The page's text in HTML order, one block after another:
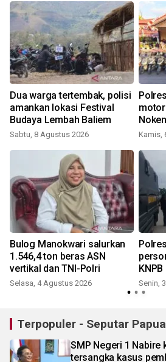
Dua warga tertembak, polisi
amankan lokasi Festival
Budaya Lembah Baliem
Sabtu, 8 Agustus 2026 Kamis,
Bulog Manokwari salurkan
1.546,4 ton beras ASN
vertikal dan TNI-Polri
Selasa, 4 Agustus 2026
Polres
KNPB
Senin,
Terpopuler - Seputar
SMP Negeri 1 Nabire
tersangka kasus